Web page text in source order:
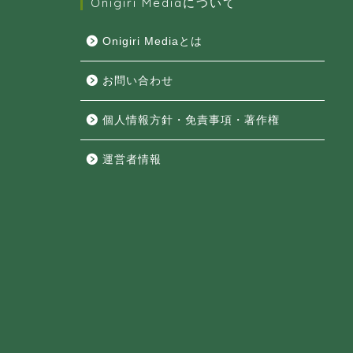
Onigiri Mediaについて
Onigiri Mediaとは
お問い合わせ
個人情報方針・免責事項・著作権
運営者情報